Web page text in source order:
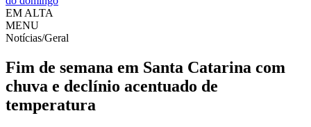
EM ALTA
MENU
Notícias/Geral
Fim de semana em Santa Catarina com
chuva e declínio acentuado de
temperatura